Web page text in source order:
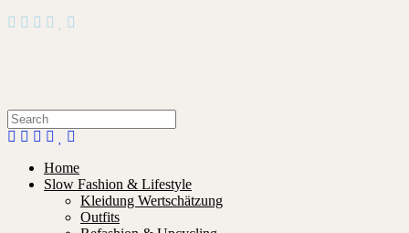
Home
Slow Fashion & Lifestyle
Kleidung Wertschätzung
Outfits